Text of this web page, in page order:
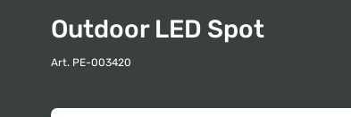
Outdoor LED Spot
Art. PE-003420